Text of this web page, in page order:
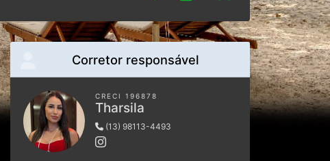
Corretor responsável
CRECI 196878
Tharsila
(13) 98113-4493